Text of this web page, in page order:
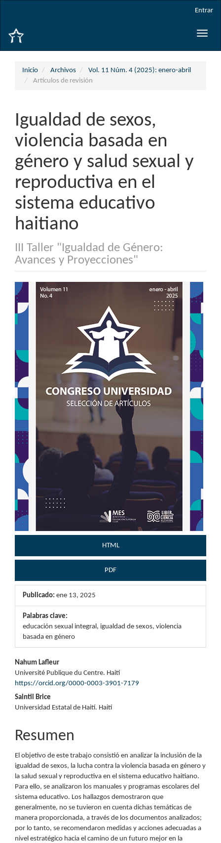
principal
Entrar
Toggle
Inicio Archivos
Vol. 11 Núm. 4 (2025): enero-abril
Artículos de revisión
Igualdad de sexos,
violencia basada en
género y salud sexual y
reproductiva en el
sistema educativo
haitiano
III Taller "Igualdad de Género:
Avances y Proyecciones"
Barra
lateral
del
HTML
PDF
Publicado: ene 13, 2025
Palabras clave:
educación sexual integral, igualdad de sexos, violencia
basada en género
Contenido
principal
del
Nahum Lafleur
Université Publique du Centre. Haití
https://orcid.org/0000-0003-3901-7179
Saintil Brice
Universidad Estatal de Haití. Haití
Resumen
El objetivo de este trabajo consistió en analizar la inclusión de la
igualdad de sexos, la lucha contra la violencia basada en género y
la salud sexual y reproductiva en el sistema educativo haitiano.
Para ello, se analizaron los manuales y programas escolares del
sistema educativo. Los hallazgos demostraron que
generalmente, no se tuvieron en cuenta dichas temáticas de
manera proporcionada, a través de los documentos analizados;
por lo tanto, se recomendaron medidas y acciones adecuadas a
nivel estratégico hacia el camino de un futuro mejor en la